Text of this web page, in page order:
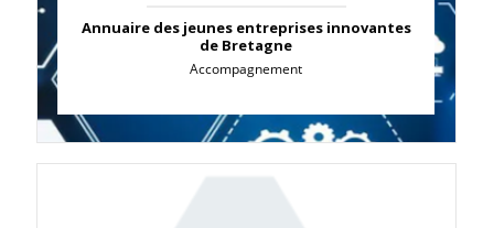
Annuaire des jeunes entreprises innovantes
de Bretagne
Accompagnement